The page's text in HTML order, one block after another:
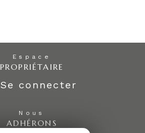
Espace
PROPRIÉTAIRE
Se connecter
Nous
ADHÉRONS